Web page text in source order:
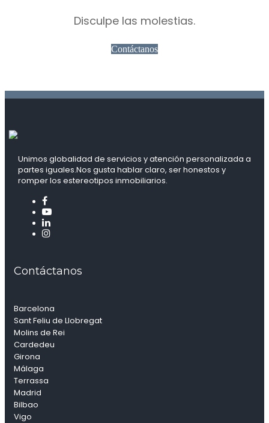
Disculpe las molestias.
Contáctanos
Unimos globalidad de servicios y atención personalizada a
partes iguales.Nos gusta hablar claro, ser honestos y
romper los estereotipos inmobiliarios.
Contáctanos
Barcelona
Sant Feliu de Llobregat
Molins de Rei
Cardedeu
Girona
Málaga
Terrassa
Madrid
Bilbao
Vigo